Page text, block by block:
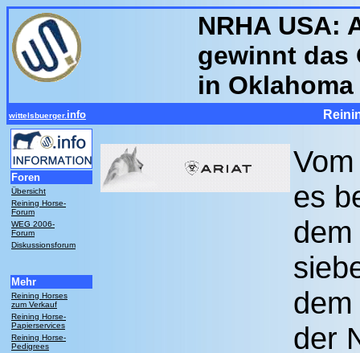
NRHA USA:
gewinnt das
in
wittelsbuerger. info
Foren
Übersicht
Reining Horse-
Forum
WEG 2006-
Forum
Diskussionsforum
Mehr
Reining Horses
zum Verkauf
Reining Horse-
Papierservices
Reining Horse-
Pedigrees
es
der